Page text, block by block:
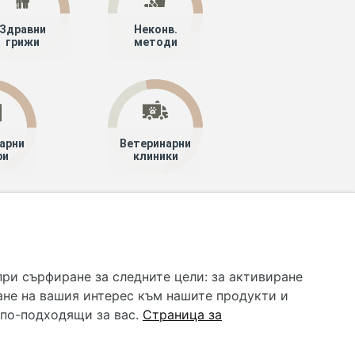
Здравни
грижи
Неконв.
методи
Ветеринарни
клиники
все че се полагат всички усилия за обновяване и
и самолечението могат да бъдат опасни за
помощ!
сърфиране за следните цели: за активиране
на вашия интерес към нашите продукти и
подходящи за вас. Страница за